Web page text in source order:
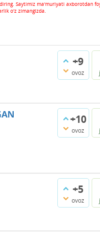
Saytimiz ma'muriyati axborotdan
o'z zimangizda.
+9
ovoz
+10
ovoz
+5
ovoz